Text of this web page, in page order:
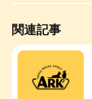
関連記事